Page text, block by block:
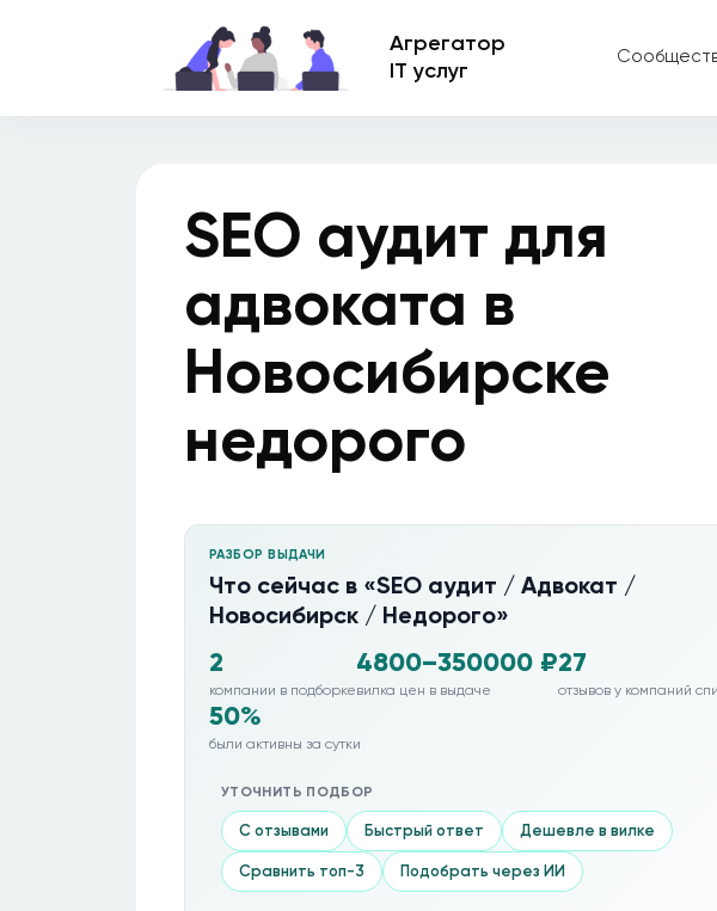
Агрегатор
IT услуг
SEO аудит для
адвоката в
Новосибирске
недорого
РАЗБОР ВЫДАЧИ
Что сейчас в «SEO аудит / Адвокат /
Новосибирск / Недорого»
2
компании в подборке
4800–350000 ₽
вилка цен в выдаче
27
отзывов у компаний
50%
были активны за сутки
УТОЧНИТЬ ПОДБОР
С отзывами Быстрый ответ Дешевле в вилке
Сравнить топ-3 Подобрать через ИИ